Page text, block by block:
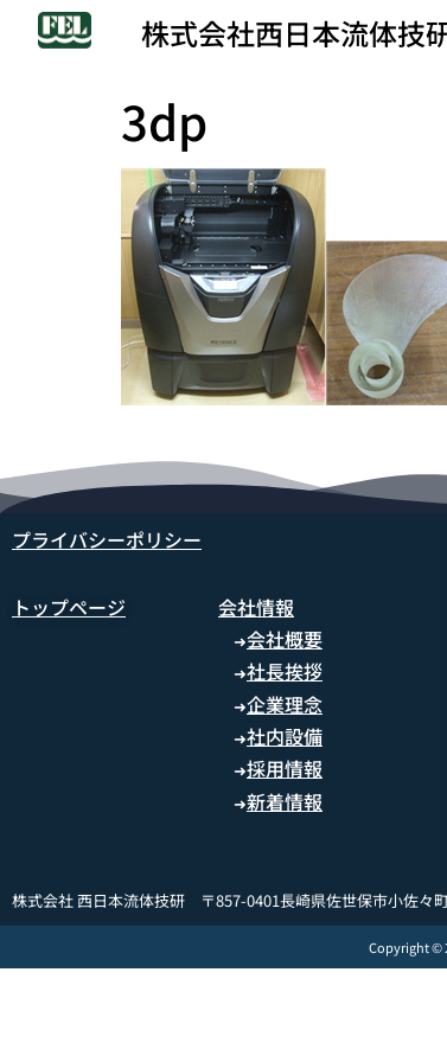
株式会社西日本流体技
3dp
プライバシーポリシー
トップページ 会社情報
➜会社概要
➜社長挨拶
➜企業理念
➜社内設備
➜採用情報
➜新着情報
株式会社 西日本流体技研 〒857-0401長崎県佐世保市小佐々
Copyright ©